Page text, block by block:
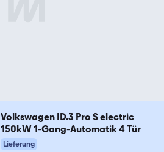
Volkswagen ID.3 Pro S electric
150kW 1-Gang-Automatik 4 Tür
Lieferung